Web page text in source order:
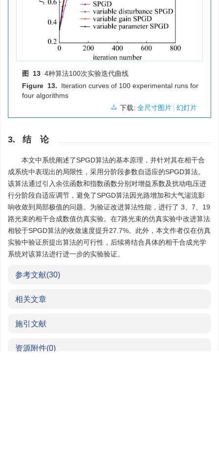
图 13 4种算法100次实验迭代曲线
Figure 13.
Iteration curves of 100 experimental runs for
four algorithms
下载: 全尺寸图片 幻灯片
3. 结 论
本文中系统阐述了SPGD算法的基本原理，并针对其在相干合
成系统中表现出的局限性，采用分阶段参数自适应的SPGD算法。
该算法通过引入余弦函数和指数函数分别对增益系数及扰动电压进
行分阶段自适应调节，避免了SPGD算法因光路增加和大气湍流影
响收敛到局部极值的问题。为验证改进算法性能，进行了 3、7、19
路光束的相干合成数值仿真实验。在7路光束的仿真实验中改进算法
相较于SPGD算法的收敛速度提升27.7%。此外，本文作者仅在仿真
实验中验证所提出算法的可行性，后续将结合具体的相干合成光学
系统对该算法进行进一步的实验验证。
参考文献(30)
相关文章
施引文献
资源附件(0)